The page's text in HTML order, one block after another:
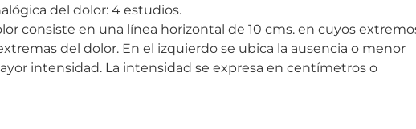
del dolor: 4 estudios.
consiste en una línea horizontal de 10 cms. en cuyos
del dolor. En el izquierdo se ubica la ausencia o menor
intensidad. La intensidad se expresa en centímetros o